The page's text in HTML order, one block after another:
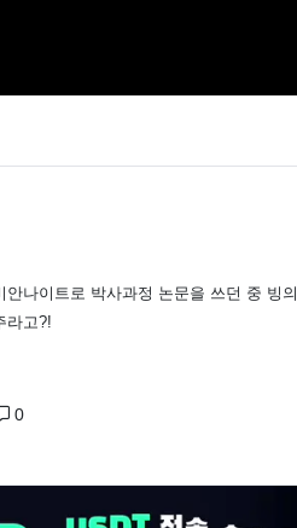
나이트로 박사과정 논문을 쓰던 중 빙
라고?!
0